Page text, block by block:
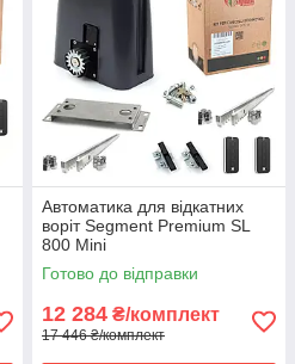
Автоматика для відкатних
воріт Segment Premium SL
800 Mini
Готово до відправки
12 284 ₴/комплект
17 446 ₴/комплект